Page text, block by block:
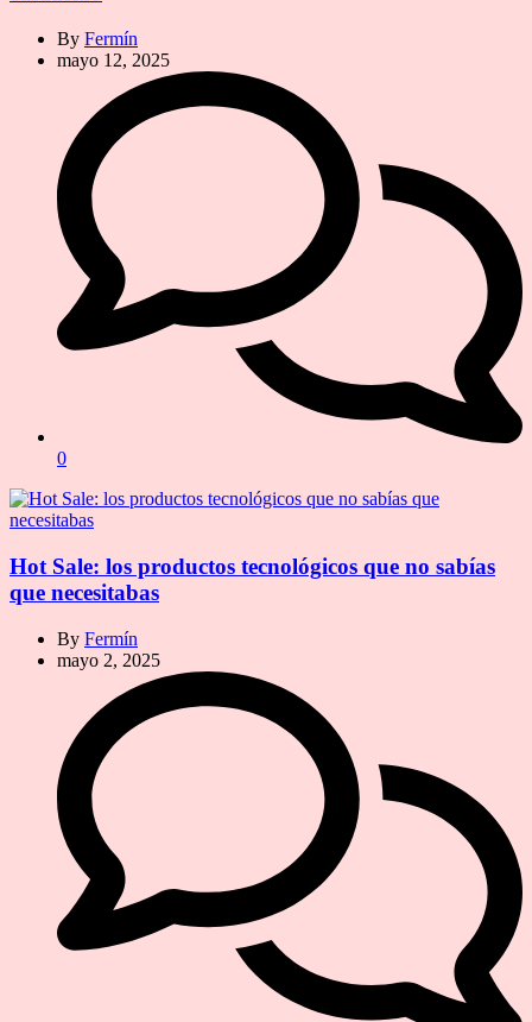
By Fermín
mayo 12, 2025
0
Hot Sale: los productos tecnológicos que no sabías
que necesitabas
By Fermín
mayo 2, 2025